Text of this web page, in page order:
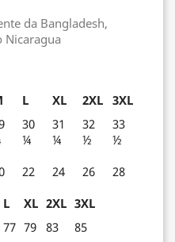
da Bangladesh,
Nicaragua
L XL 2XL 3XL
30
¼
31
¼
32
½
33
½
22 24 26
28
L XL 2XL 3XL
77 79 83
85